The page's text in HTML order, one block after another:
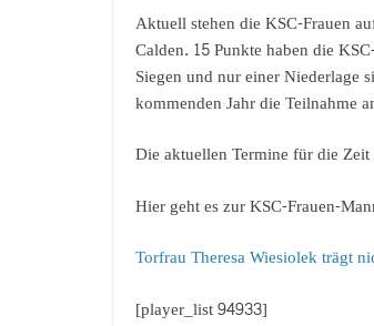
Aktuell stehen die KSC-Frauen
Calden. 15 Punkte haben die
Siegen und nur einer Niederlage
kommenden Jahr die Teilnahme
Die aktuellen Termine für die
Hier geht es zur KSC-Frauen-
Torfrau Theresa Wiesiolek trägt
[player_list 94933]